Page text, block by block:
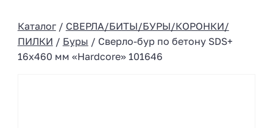
Каталог/ СВЕРЛА/БИТЫ/БУРЫ/КОРОНКИ/
ПИЛКИ / Буры / Сверло-бур по бетону SDS+
16х460 мм «Hardcore» 101646